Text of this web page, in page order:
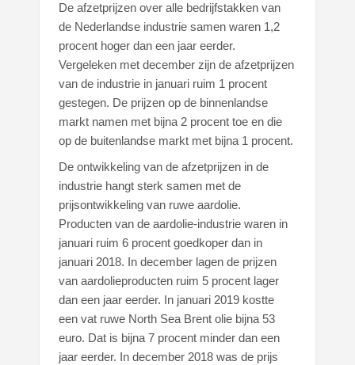
De afzetprijzen over alle bedrijfstakken van
de Nederlandse industrie samen waren 1,2
procent hoger dan een jaar eerder.
Vergeleken met december zijn de afzetprijzen
van de industrie in januari ruim 1 procent
gestegen. De prijzen op de binnenlandse
markt namen met bijna 2 procent toe en die
op de buitenlandse markt met bijna 1 procent.
De ontwikkeling van de afzetprijzen in de
industrie hangt sterk samen met de
prijsontwikkeling van ruwe aardolie.
Producten van de aardolie-industrie waren in
januari ruim 6 procent goedkoper dan in
januari 2018. In december lagen de prijzen
van aardolieproducten ruim 5 procent lager
dan een jaar eerder. In januari 2019 kostte
een vat ruwe North Sea Brent olie bijna 53
euro. Dat is bijna 7 procent minder dan een
jaar eerder. In december 2018 was de prijs